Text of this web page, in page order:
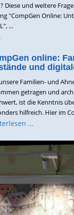
Diese und weitere
"CompGen Online:
...
online:
und
Familien- und
getragen und
ist die Kenntnis
hilfreich. Hier im
…